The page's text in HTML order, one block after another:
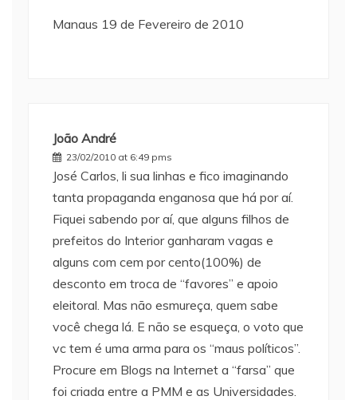
Manaus 19 de Fevereiro de 2010
João André
23/02/2010 at 6:49 pms
José Carlos, li sua linhas e fico imaginando
tanta propaganda enganosa que há por aí.
Fiquei sabendo por aí, que alguns filhos de
prefeitos do Interior ganharam vagas e
alguns com cem por cento(100%) de
desconto em troca de “favores” e apoio
eleitoral. Mas não esmureça, quem sabe
você chega lá. E não se esqueça, o voto que
vc tem é uma arma para os “maus políticos”.
Procure em Blogs na Internet a “farsa” que
foi criada entre a PMM e as Universidades.